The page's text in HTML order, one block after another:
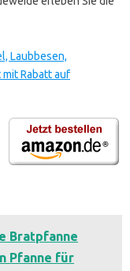
Laubbesen,
Rabatt auf
Bratpfanne
Pfanne für